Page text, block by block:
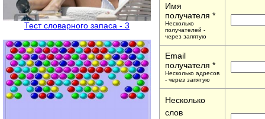
Тест словарного запаса - 3
Имя
получателя *
Несколько
получателей -
через запятую
Email
получателя *
Несколько адресов
- через запятую
Несколько
слов